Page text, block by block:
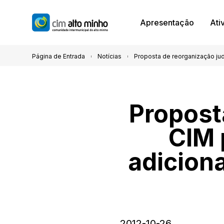
Apresentação
Página de Entrada Notícias Proposta de reorganização